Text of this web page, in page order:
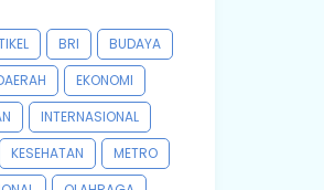
BRI
BUDAYA
EKONOMI
INTERNASIONAL
KESEHATAN
METRO